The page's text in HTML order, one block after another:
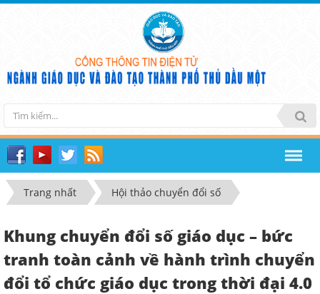
Trang nhất Hội thảo chuyển đổi số
Khung chuyển đổi số giáo dục – bức
tranh toàn cảnh về hành trình chuyển
đổi tổ chức giáo dục trong thời đại 4.0